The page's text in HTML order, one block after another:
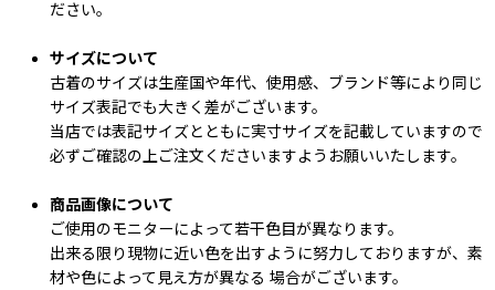
ださい。
サイズについて
古着のサイズは生産国や年代、使用感、ブランド等により同じ
サイズ表記でも大きく差がございます。
当店では表記サイズとともに実寸サイズを記載していますので
必ずご確認の上ご注文くださいますようお願いいたします。
商品画像について
ご使用のモニターによって若干色目が異なります。
出来る限り現物に近い色を出すように努力しておりますが、素
材や色によって見え方が異なる 場合がございます。